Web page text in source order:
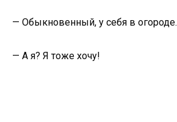
— Обыкновенный, у себя в огороде.
— А я? Я тоже хочу!